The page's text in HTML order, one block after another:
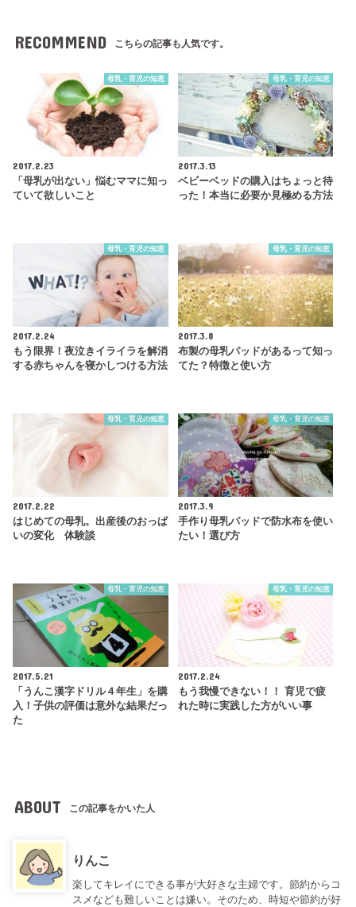
RECOMMEND こちらの記事も人気です。
母乳・育児の知恵
2017.2.23
「母乳が出ない」悩むママに知っ
ていて欲しいこと
母乳・育児の知恵
2017.3.13
ベビーベッドの購入はちょっと待
った！本当に必要か見極める方法
母乳・育児の知恵
2017.2.24
もう限界！夜泣きイライラを解消
する赤ちゃんを寝かしつける方法
母乳・育児の知恵
2017.3.8
布製の母乳パッドがあるって知っ
てた？特徴と使い方
母乳・育児の知恵
2017.2.22
はじめての母乳。出産後のおっぱ
いの変化 体験談
母乳・育児の知恵
2017.3.9
手作り母乳パッドで防水布を使い
たい！選び方
母乳・育児の知恵
2017.5.21
「うんこ漢字ドリル４年生」を購
入！子供の評価は意外な結果だっ
た
母乳・育児の知恵
2017.2.24
もう我慢できない！！ 育児で疲
れた時に実践した方がいい事
ABOUT この記事をかいた人
りんこ
楽してキレイにできる事が大好きな主婦です。節約からコ
スメなども難しいことは嫌い。そのため、時短や節約が好